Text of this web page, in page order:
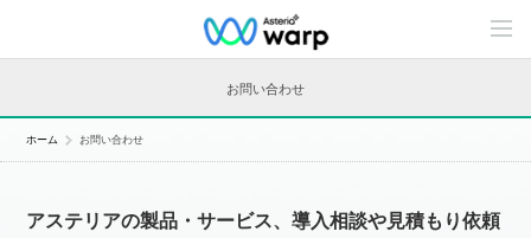
C
n
n
お問い合わせ
ホーム お問い合わせ
アステリアの製品・サービス、導入相談や見積もり依頼